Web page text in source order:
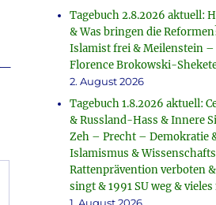
Tagebuch 2.8.2026 aktuell:
& Was bringen die
Islamist frei & Meilenstein
Florence Brokowski-
2. August 2026
Tagebuch 1.8.2026 aktuell:
& Russland-Hass & Innere
Zeh – Precht – Demokratie
Islamismus &
Rattenprävention verboten
singt & 1991 SU weg &